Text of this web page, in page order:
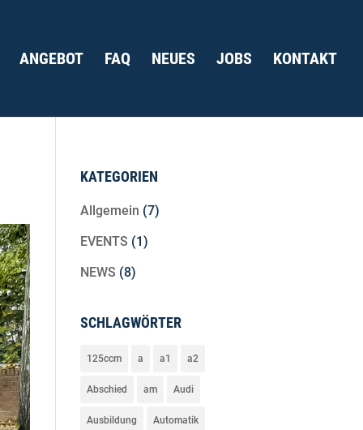
ANGEBOT FAQ NEUES JOBS KONTAKT
KATEGORIEN
Allgemein (7)
EVENTS (1)
NEWS (8)
SCHLAGWÖRTER
125ccm a a1 a2
Abschied am Audi
Ausbildung Automatik